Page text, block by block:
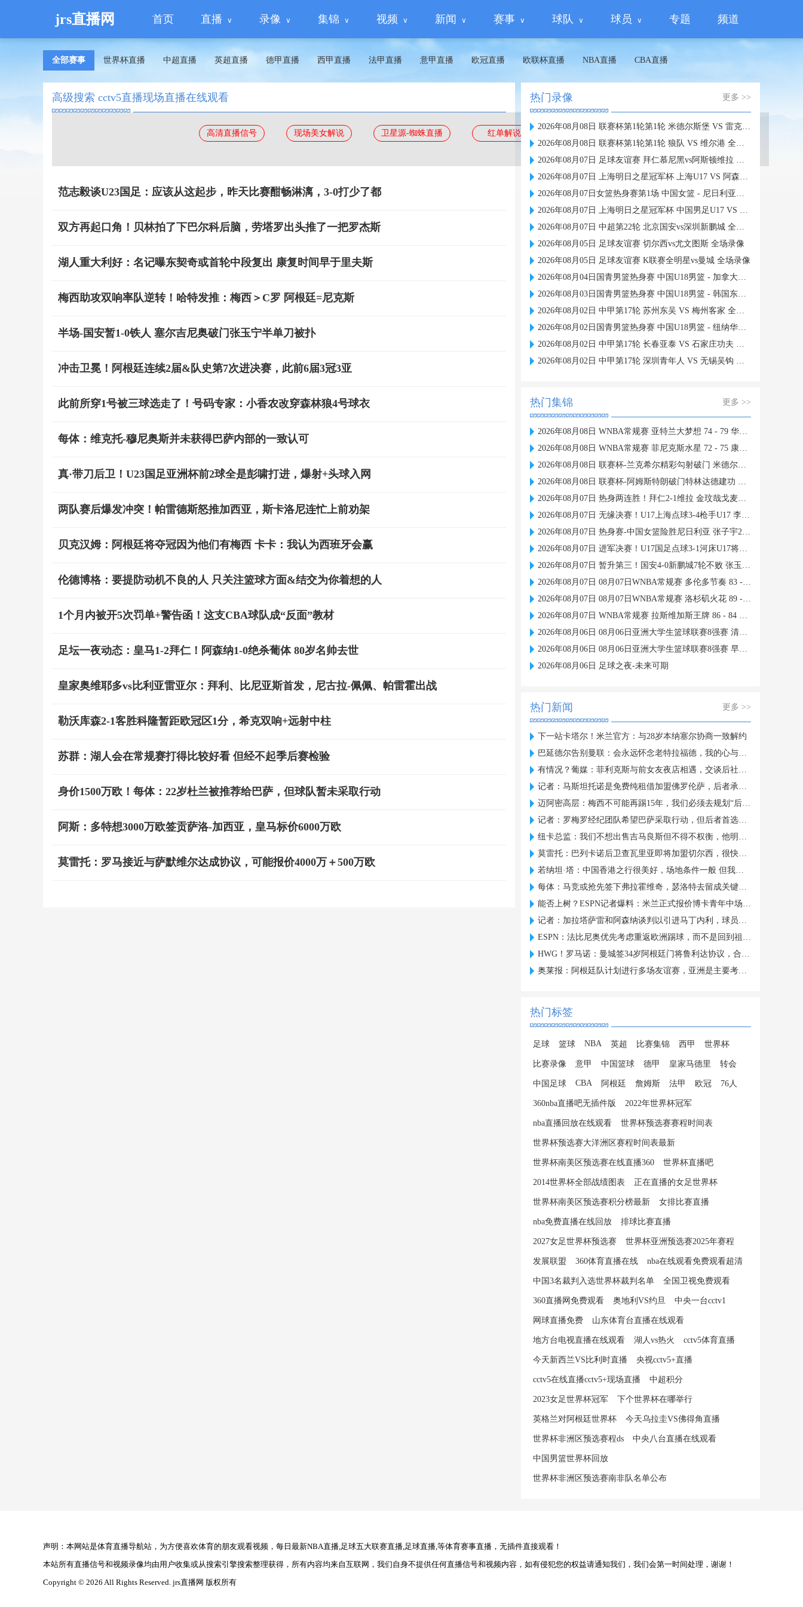
jrs直播网 首页 直播 录像 集锦 视频 新闻 赛事 球队 球员 专题 频道
全部赛事 世界杯直播 中超直播 英超直播 德甲直播 西甲直播 法甲直播 意甲直播 欧冠直播 欧联杯直播 NBA直播 CBA直播
高级搜索 cctv5直播现场直播在线观看
高清直播信号 现场美女解说 卫星源-蜘蛛直播 红单解说 蜘蛛直播
范志毅谈U23国足：应该从这起步，昨天比赛酣畅淋漓，3-0打少了都
双方再起口角！贝林拍了下巴尔科后脑，劳塔罗出头推了一把罗杰斯
湖人重大利好：名记曝东契奇或首轮中段复出 康复时间早于里夫斯
梅西助攻双响率队逆转！哈特发推：梅西＞C罗 阿根廷=尼克斯
半场-国安暂1-0铁人 塞尔吉尼奥破门张玉宁半单刀被扑
冲击卫冕！阿根廷连续2届&队史第7次进决赛，此前6届3冠3亚
此前所穿1号被三球选走了！号码专家：小香农改穿森林狼4号球衣
每体：维克托-穆尼奥斯并未获得巴萨内部的一致认可
真·带刀后卫！U23国足亚洲杯前2球全是彭啸打进，爆射+头球入网
两队赛后爆发冲突！帕雷德斯怒推加西亚，斯卡洛尼连忙上前劝架
贝克汉姆：阿根廷将夺冠因为他们有梅西 卡卡：我认为西班牙会赢
伦德博格：要提防动机不良的人 只关注篮球方面&结交为你着想的人
1个月内被开5次罚单+警告函！这支CBA球队成“反面”教材
足坛一夜动态：皇马1-2拜仁！阿森纳1-0绝杀葡体 80岁名帅去世
皇家奥维耶多vs比利亚雷亚尔：拜利、比尼亚斯首发，尼古拉-佩佩、帕雷霍出战
勒沃库森2-1客胜科隆暂距欧冠区1分，希克双响+远射中柱
苏群：湖人会在常规赛打得比较好看 但经不起季后赛检验
身价1500万欧！每体：22岁杜兰被推荐给巴萨，但球队暂未采取行动
阿斯：多特想3000万欧签贡萨洛-加西亚，皇马标价6000万欧
莫雷托：罗马接近与萨默维尔达成协议，可能报价4000万＋500万欧
热门录像 更多 >>
2026年08月08日 联赛杯第1轮第1轮 米德尔斯堡 VS 雷克瑟姆 全场录像
2026年08月08日 联赛杯第1轮第1轮 狼队 VS 维尔港 全场录像
2026年08月07日 足球友谊赛 拜仁慕尼黑vs阿斯顿维拉 全场录像
2026年08月07日 上海明日之星冠军杯 上海U17 VS 阿森纳U17 全场录像
2026年08月07日女篮热身赛第1场 中国女篮 - 尼日利亚女篮 全场录像
2026年08月07日 上海明日之星冠军杯 中国男足U17 VS 河床U17 全场录像
2026年08月07日 中超第22轮 北京国安vs深圳新鹏城 全场录像
2026年08月05日 足球友谊赛 切尔西vs尤文图斯 全场录像
2026年08月05日 足球友谊赛 K联赛全明星vs曼城 全场录像
2026年08月04日国青男篮热身赛 中国U18男篮 - 加拿大大卫·安篮球学院 全场录像
2026年08月03日国青男篮热身赛 中国U18男篮 - 韩国东国大学 全场录像
2026年08月02日 中甲第17轮 苏州东吴 VS 梅州客家 全场录像
2026年08月02日国青男篮热身赛 中国U18男篮 - 纽纳华丁闪电队 全场录像
2026年08月02日 中甲第17轮 长春亚泰 VS 石家庄功夫 全场录像
2026年08月02日 中甲第17轮 深圳青年人 VS 无锡吴钩 全场录像
热门集锦 更多 >>
2026年08月08日 WNBA常规赛 亚特兰大梦想 74 - 79 华盛顿神秘人 全场集锦
2026年08月08日 WNBA常规赛 菲尼克斯水星 72 - 75 康涅狄格太阳 全场集锦
2026年08月08日 联赛杯-兰克希尔精彩勾射破门 米德尔斯堡1-0雷克瑟姆
2026年08月08日 联赛杯-阿姆斯特朗破门特林达德建功 狼队3-0维尔港
2026年08月07日 热身两连胜！拜仁2-1维拉 金玟哉戈麦斯破门迪亚斯替补建功
2026年08月07日 无缘决赛！U17上海点球3-4枪手U17 李秋甫、李文博失点王启戎扑点
2026年08月07日 热身赛-中国女篮险胜尼日利亚 张子宇24+11 杨舒予12+6
2026年08月07日 进军决赛！U17国足点球3-1河床U17将战阿森纳 江宇涵替补两扑点
2026年08月07日 暂升第三！国安4-0新鹏城7轮不败 张玉宁传射达万双响法比奥破门
2026年08月07日 08月07日WNBA常规赛 多伦多节奏 83 - 97 波特兰火焰 集锦
2026年08月07日 08月07日WNBA常规赛 洛杉矶火花 89 - 82 明尼苏达山猫 全场集锦
2026年08月07日 WNBA常规赛 拉斯维加斯王牌 86 - 84 印第安纳狂热 全场集锦
2026年08月06日 08月06日亚洲大学生篮球联赛8强赛 清华大学 85 - 81 菲律宾大学 集锦
2026年08月06日 08月06日亚洲大学生篮球联赛8强赛 早稻田大学 78 - 71 高丽大学 集锦
2026年08月06日 足球之夜-未来可期
热门新闻 更多 >>
下一站卡塔尔！米兰官方：与28岁本纳塞尔协商一致解约
巴延德尔告别曼联：会永远怀念老特拉福德，我的心与你们同在
有情况？葡媒：菲利克斯与前女友夜店相遇，交谈后社媒再次互关
记者：马斯坦托诺是免费纯租借加盟佛罗伦萨，后者承担全额薪水
迈阿密高层：梅西不可能再踢15年，我们必须去规划“后梅西时代”
记者：罗梅罗经纪团队希望巴萨采取行动，但后者首选引进罗德里
纽卡总监：我们不想出售吉马良斯但不得不权衡，他明确说出了意愿
莫雷托：巴列卡诺后卫查瓦里亚即将加盟切尔西，很快就会官方宣布
若纳坦·塔：中国香港之行很美好，场地条件一般 但我们踢得不错
每体：马竞或抢先签下弗拉霍维奇，瑟洛特去留成关键变量
能否上树？ESPN记者爆料：米兰正式报价博卡青年中场帕雷德斯
记者：加拉塔萨雷和阿森纳谈判以引进马丁内利，球员合同明夏到期
ESPN：法比尼奥优先考虑重返欧洲踢球，而不是回到祖国巴西
HWG！罗马诺：曼城签34岁阿根廷门将鲁利达协议，合同2+1
奥莱报：阿根廷队计划进行多场友谊赛，亚洲是主要考虑的目的地
热门标签
足球 篮球 NBA 英超 比赛集锦 西甲 世界杯
比赛录像 意甲 中国篮球 德甲 皇家马德里 转会
中国足球 CBA 阿根廷 詹姆斯 法甲 欧冠 76人
360nba直播吧无插件版 2022年世界杯冠军
nba直播回放在线观看 世界杯预选赛赛程时间表
世界杯预选赛大洋洲区赛程时间表最新
世界杯南美区预选赛在线直播360 世界杯直播吧
2014世界杯全部战绩图表 正在直播的女足世界杯
世界杯南美区预选赛积分榜最新 女排比赛直播
nba免费直播在线回放 排球比赛直播
2027女足世界杯预选赛 世界杯亚洲预选赛2025年赛程
发展联盟 360体育直播在线 nba在线观看免费观看超清
中国3名裁判入选世界杯裁判名单 全国卫视免费观看
360直播网免费观看 奥地利VS约旦 中央一台cctv1
网球直播免费 山东体育台直播在线观看
地方台电视直播在线观看 湖人vs热火 cctv5体育直播
今天新西兰VS比利时直播 央视cctv5+直播
cctv5在线直播cctv5+现场直播 中超积分
2023女足世界杯冠军 下个世界杯在哪举行
英格兰对阿根廷世界杯 今天乌拉圭VS佛得角直播
世界杯非洲区预选赛程ds 中央八台直播在线观看
中国男篮世界杯回放
世界杯非洲区预选赛南非队名单公布
声明：本网站是体育直播导航站，为方便喜欢体育的朋友观看视频，每日最新NBA直播,足球五大联赛直播,足球直播,等体育赛事直播，无插件直接观看！
本站所有直播信号和视频录像均由用户收集或从搜索引擎搜索整理获得，所有内容均来自互联网，我们自身不提供任何直播信号和视频内容，如有侵犯您的权益请通知我们，我们会第一时间处理，谢谢！
Copyright © 2026 All Rights Reserved. jrs直播网 版权所有